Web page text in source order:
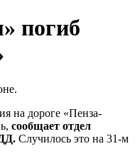
погиб
на дороге «Пенза-
сообщает отдел
Случилось это на 31-м